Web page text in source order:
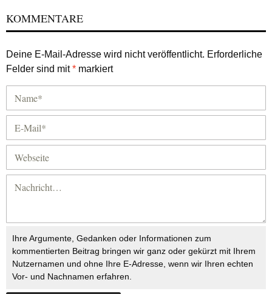
KOMMENTARE
Deine E-Mail-Adresse wird nicht veröffentlicht. Erforderliche
Felder sind mit* markiert
Ihre Argumente, Gedanken oder Informationen zum
kommentierten Beitrag bringen wir ganz oder gekürzt mit Ihrem
Nutzernamen und ohne Ihre E-Adresse, wenn wir Ihren echten
Vor- und Nachnamen erfahren.